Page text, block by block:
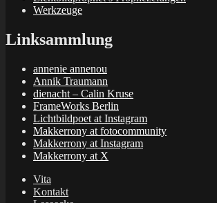
Werkzeuge
Linksammlung
annenie annenou
Annik Traumann
dienacht – Calin Kruse
FrameWorks Berlin
Lichtbildpoet at Instagram
Makkerrony at fotocommunity
Makkerrony at Instagram
Makkerrony at X
Vita
Kontakt